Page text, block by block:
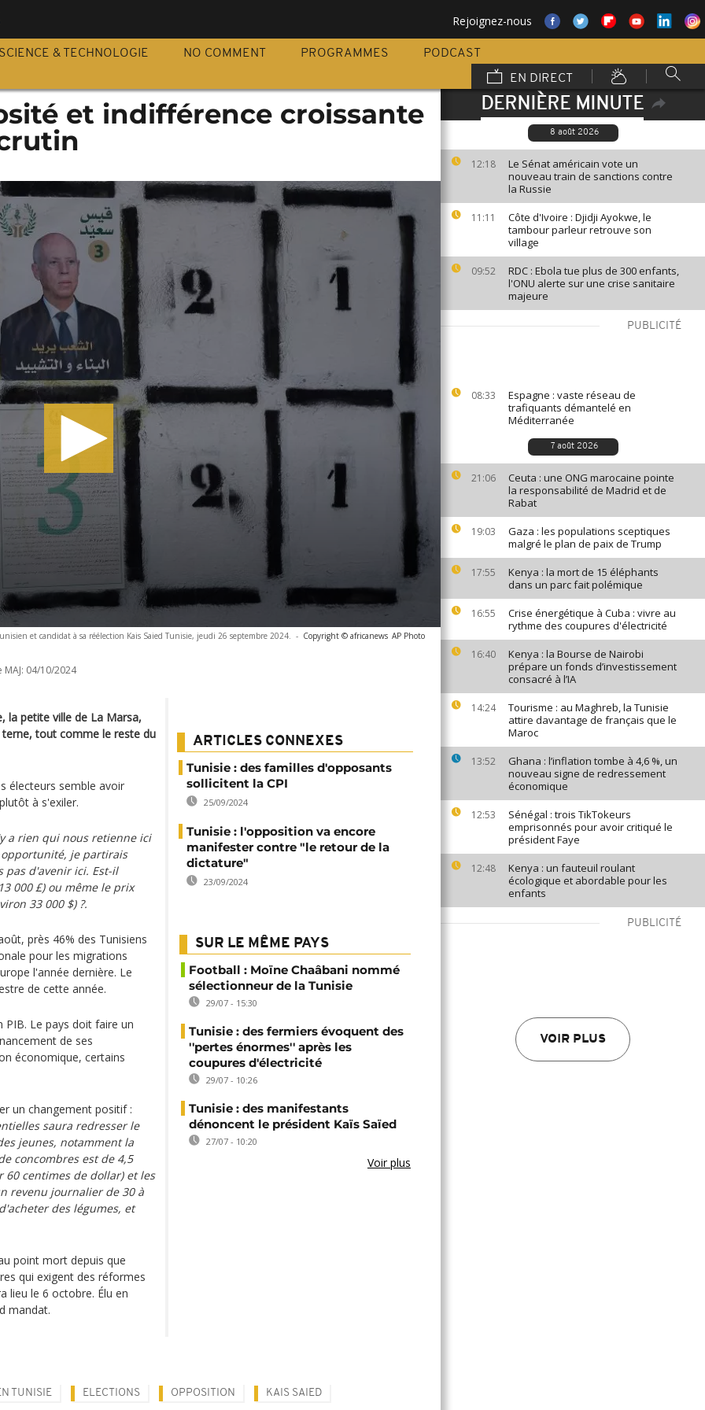
Rejoignez-nous
SCIENCE & TECHNOLOGIE NO COMMENT PROGRAMMES
PODCAST
EN DIRECT
DERNIÈRE MINUTE
8 août 2026
12:18
Le Sénat américain vote un
nouveau train de sanctions contre
la Russie
11:11
Côte d'Ivoire : Djidji Ayokwe, le
tambour parleur retrouve son
village
09:52
RDC : Ebola tue plus de 300 enfants,
l'ONU alerte sur une crise sanitaire
majeure
PUBLICITÉ
08:33
Espagne : vaste réseau de
trafiquants démantelé en
Méditerranée
7 août 2026
21:06
Ceuta : une ONG marocaine pointe
la responsabilité de Madrid et de
Rabat
19:03
Gaza : les populations sceptiques
malgré le plan de paix de Trump
17:55
Kenya : la mort de 15 éléphants
dans un parc fait polémique
16:55
Crise énergétique à Cuba : vivre au
rythme des coupures d'électricité
16:40
Kenya : la Bourse de Nairobi
prépare un fonds d’investissement
consacré à l’IA
14:24
Tourisme : au Maghreb, la Tunisie
attire davantage de français que le
Maroc
13:52
Ghana : l’inflation tombe à 4,6 %, un
nouveau signe de redressement
économique
12:53
Sénégal : trois TikTokeurs
emprisonnés pour avoir critiqué le
président Faye
12:48
Kenya : un fauteuil roulant
écologique et abordable pour les
enfants
PUBLICITÉ
VOIR PLUS
et indifférence croissante
et candidat à sa réélection Kais Saied Tunisie, jeudi 26 septembre 2024. - Copyright © africanews AP Photo
04/10/2024
la petite ville de La Marsa,
terne, tout comme le reste du
électeurs semble avoir
à s'exiler.
a rien qui nous retienne ici
je partirais
pas d'avenir ici. Est-il
000 £) ou même le prix
33 000 $) ?.
près 46% des Tunisiens
pour les migrations
l'année dernière. Le
de cette année.
PIB. Le pays doit faire un
de ses
économique, certains
un changement positif :
saura redresser le
jeunes, notamment la
concombres est de 4,5
60 centimes de dollar) et les
revenu journalier de 30 à
des légumes, et
point mort depuis que
qui exigent des réformes
lieu le 6 octobre. Élu en
mandat.
ARTICLES CONNEXES
Tunisie : des familles d'opposants
sollicitent la CPI
25/09/2024
Tunisie : l'opposition va encore
manifester contre "le retour de la
dictature"
23/09/2024
SUR LE MÊME PAYS
Football : Moïne Chaâbani nommé
sélectionneur de la Tunisie
29/07 - 15:30
Tunisie : des fermiers évoquent des
''pertes énormes'' après les
coupures d'électricité
29/07 - 10:26
Tunisie : des manifestants
dénoncent le président Kaïs Saïed
27/07 - 10:20
Voir plus
TUNISIE ELECTIONS OPPOSITION KAIS SAIED